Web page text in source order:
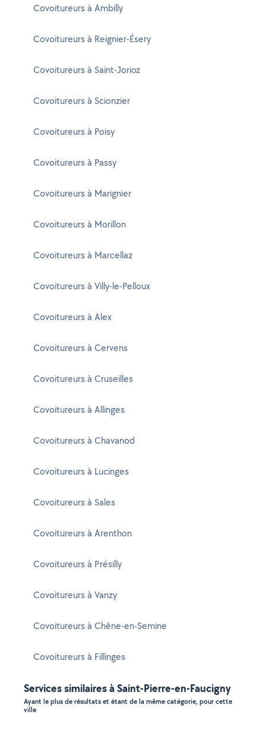
Covoitureurs à Ambilly
Covoitureurs à Reignier-Ésery
Covoitureurs à Saint-Jorioz
Covoitureurs à Scionzier
Covoitureurs à Poisy
Covoitureurs à Passy
Covoitureurs à Marignier
Covoitureurs à Morillon
Covoitureurs à Marcellaz
Covoitureurs à Villy-le-Pelloux
Covoitureurs à Alex
Covoitureurs à Cervens
Covoitureurs à Cruseilles
Covoitureurs à Allinges
Covoitureurs à Chavanod
Covoitureurs à Lucinges
Covoitureurs à Sales
Covoitureurs à Arenthon
Covoitureurs à Présilly
Covoitureurs à Vanzy
Covoitureurs à Chêne-en-Semine
Covoitureurs à Fillinges
Services similaires à Saint-Pierre-en-Faucigny
Ayant le plus de résultats et étant de la même catégorie, pour cette
ville